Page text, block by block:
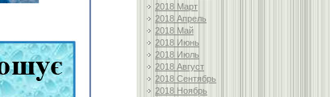
2018 Март
2018 Апрель
2018 Май
2018 Июнь
2018 Июль
2018 Август
2018 Сентябрь
2018 Ноябрь